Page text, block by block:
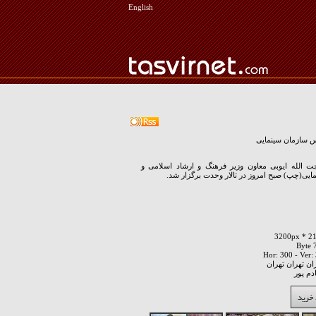
English
سینمایی
ایوبی معاون وزیر فرهنگ و ارشاد اسلامی و
صبح امروز در تالار وحدت برگزار شد.
تهران تهران
پور